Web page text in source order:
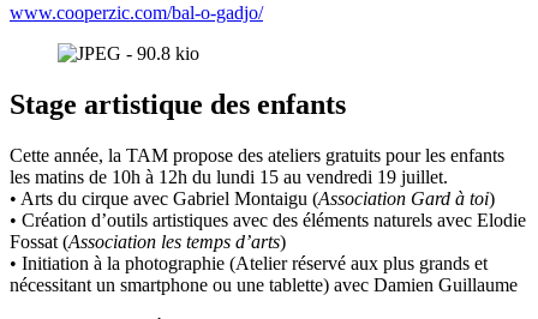
www.cooperzic.com/bal-o-gadjo/
Stage artistique des enfants
Cette année, la TAM propose des ateliers gratuits pour les enfants
les matins de 10h à 12h du lundi 15 au vendredi 19 juillet.
•⁠ ⁠Arts du cirque avec Gabriel Montaigu (Association Gard à toi)
•⁠ ⁠Création d’outils artistiques avec des éléments naturels⁠ avec Elodie
Fossat (Association les temps d’arts)
•⁠ ⁠Initiation à la photographie (Atelier réservé aux plus grands et
nécessitant un smartphone ou une tablette) avec Damien Guillaume